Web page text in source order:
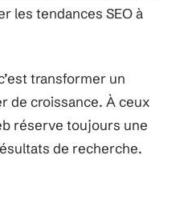
les tendances SEO à
transformer un
de croissance. À ceux
réserve toujours une
de recherche.